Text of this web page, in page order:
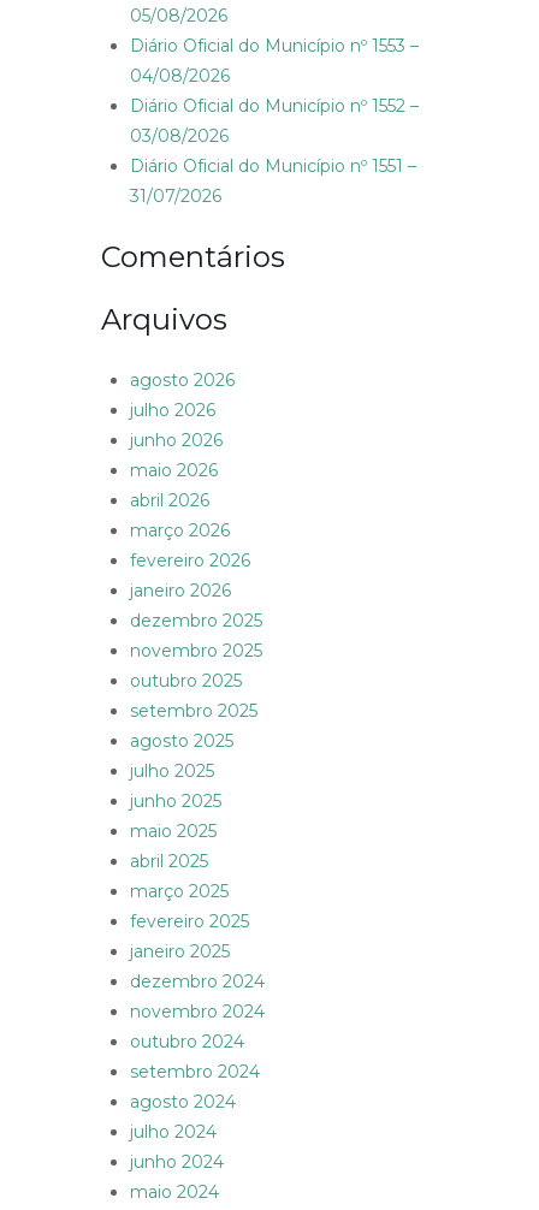
05/08/2026
Diário Oficial do Município nº 1553 –
04/08/2026
Diário Oficial do Município nº 1552 –
03/08/2026
Diário Oficial do Município nº 1551 –
31/07/2026
Comentários
Arquivos
agosto 2026
julho 2026
junho 2026
maio 2026
abril 2026
março 2026
fevereiro 2026
janeiro 2026
dezembro 2025
novembro 2025
outubro 2025
setembro 2025
agosto 2025
julho 2025
junho 2025
maio 2025
abril 2025
março 2025
fevereiro 2025
janeiro 2025
dezembro 2024
novembro 2024
outubro 2024
setembro 2024
agosto 2024
julho 2024
junho 2024
maio 2024